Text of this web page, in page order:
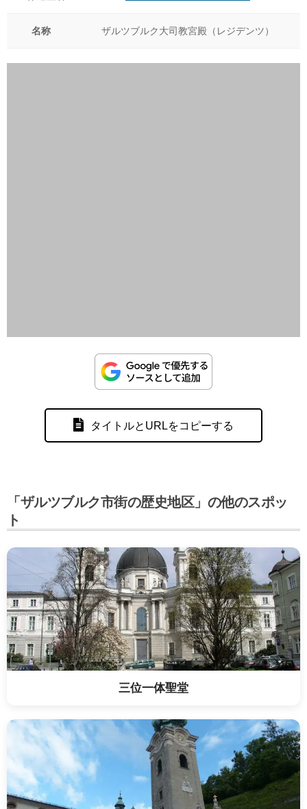
名称 ザルツブルク大司教宮殿（レジデンツ）
タイトルとURLをコピーする
「ザルツブルク市街の歴史地区」の他のスポッ
ト
三位一体聖堂